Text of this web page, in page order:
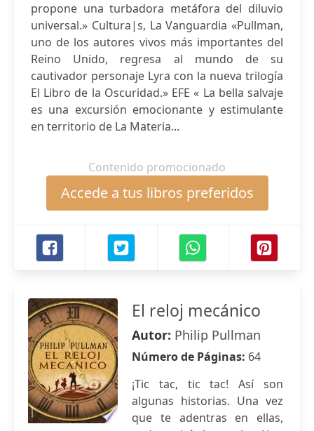
propone una turbadora metáfora del diluvio
universal.» Cultura|s, La Vanguardia «Pullman,
uno de los autores vivos más importantes del
Reino Unido, regresa al mundo de su
cautivador personaje Lyra con la nueva trilogía
El Libro de la Oscuridad.» EFE « La bella salvaje
es una excursión emocionante y estimulante
en territorio de La Materia...
Contenido promocionado
Accede a tus libros preferidos
El reloj mecánico
Autor: Philip Pullman
Número de Páginas: 64
¡Tic tac, tic tac! Así son
algunas historias. Una vez
que te adentras en ellas,